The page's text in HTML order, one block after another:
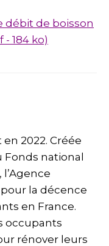
débit de boisson
184 ko)
2022. Créée
national
la décence
en France.
occupants
rénover leurs